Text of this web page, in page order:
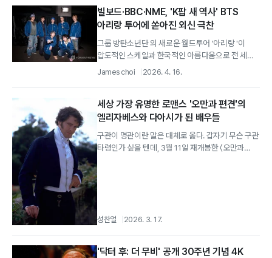
빌보드·BBC·NME, 'K팝 새 역사' BTS
아리랑 투어에 쏟아진 외신 극찬
그룹 방탄소년단 의 새로운 월드투어 '아리랑 '이
압도적인 스케일과 한국적인 아름다움으로 전 세계
음악 팬들과 외신들의 극찬을 이끌어내고 있다.
James choi 2026. 4. 16.
세상 가장 유명한 로맨스 '오만과 편견'의
엘리자베스와 다아시가 된 배우들
구관이 명관이란 말은 대체로 옳다. 갑자기 무슨 구관
타령인가 싶을 텐데, 3월 11일 재개봉한 〈오만과
성찬얼 2026. 3. 17.
'닥터 후: 더 무비' 공개 30주년 기념 4K